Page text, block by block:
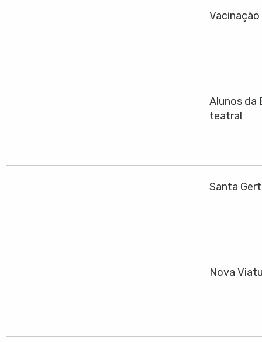
Alunos da
teatral
Santa
Nova